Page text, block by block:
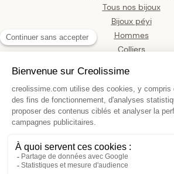
Bague Or 375 Boule 6mm Corps 1mm
Tous nos bijoux
Bijoux péyi
Hommes
Colliers
Bracelets
Pendentifs
Bagues